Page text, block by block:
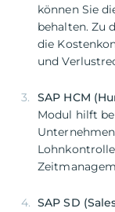
können Sie
behalten. Zu
die
und
SAP HCM
Modul hilft
SAP SD